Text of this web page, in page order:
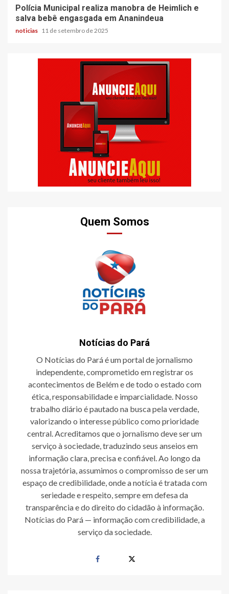
Polícia Municipal realiza manobra de Heimlich e
salva bebê engasgada em Ananindeua
noticias 11 de setembro de 2025
Quem Somos
Notícias do Pará
O Notícias do Pará é um portal de jornalismo
independente, comprometido em registrar os
acontecimentos de Belém e de todo o estado com
ética, responsabilidade e imparcialidade. Nosso
trabalho diário é pautado na busca pela verdade,
valorizando o interesse público como prioridade
central. Acreditamos que o jornalismo deve ser um
serviço à sociedade, traduzindo seus anseios em
informação clara, precisa e confiável. Ao longo da
nossa trajetória, assumimos o compromisso de ser um
espaço de credibilidade, onde a notícia é tratada com
seriedade e respeito, sempre em defesa da
transparência e do direito do cidadão à informação.
Notícias do Pará — informação com credibilidade, a
serviço da sociedade.